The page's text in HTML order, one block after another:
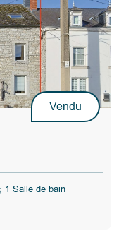
Vendu
1 Salle de bain